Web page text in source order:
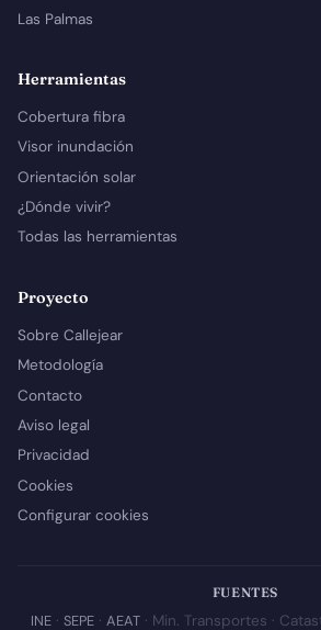
Las Palmas
Herramientas
Cobertura fibra
Visor inundación
Orientación solar
¿Dónde vivir?
Todas las herramientas
Proyecto
Sobre Callejear
Metodología
Contacto
Aviso legal
Privacidad
Cookies
Configurar cookies
FUENTES
INE· SEPE· AEAT· Min. Transportes ·